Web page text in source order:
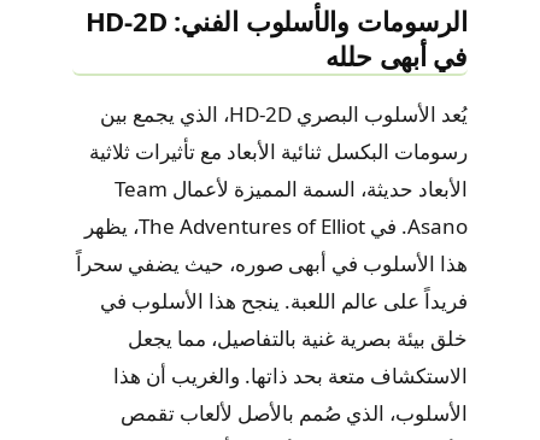
الرسومات والأسلوب الفني: HD-2D
في أبهى حلله
يُعد الأسلوب البصري HD-2D، الذي يجمع بين
رسومات البكسل ثنائية الأبعاد مع تأثيرات ثلاثية
الأبعاد حديثة، السمة المميزة لأعمال Team
Asano. في The Adventures of Elliot، يظهر
هذا الأسلوب في أبهى صوره، حيث يضفي سحراً
فريداً على عالم اللعبة. ينجح هذا الأسلوب في
خلق بيئة بصرية غنية بالتفاصيل، مما يجعل
الاستكشاف متعة بحد ذاتها. والغريب أن هذا
الأسلوب، الذي صُمم بالأصل لألعاب تقمص